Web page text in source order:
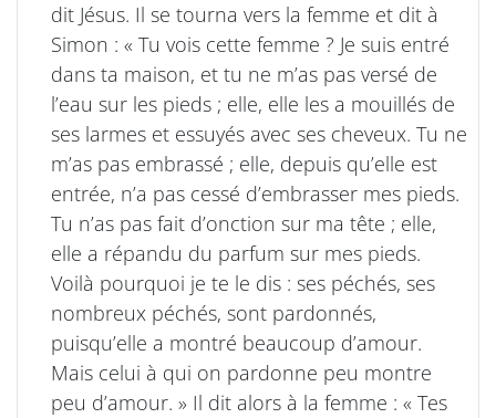
dit Jésus. Il se tourna vers la femme et dit à
Simon : « Tu vois cette femme ? Je suis entré
dans ta maison, et tu ne m’as pas versé de
l’eau sur les pieds ; elle, elle les a mouillés de
ses larmes et essuyés avec ses cheveux. Tu ne
m’as pas embrassé ; elle, depuis qu’elle est
entrée, n’a pas cessé d’embrasser mes pieds.
Tu n’as pas fait d’onction sur ma tête ; elle,
elle a répandu du parfum sur mes pieds.
Voilà pourquoi je te le dis : ses péchés, ses
nombreux péchés, sont pardonnés,
puisqu’elle a montré beaucoup d’amour.
Mais celui à qui on pardonne peu montre
peu d’amour. » Il dit alors à la femme : « Tes